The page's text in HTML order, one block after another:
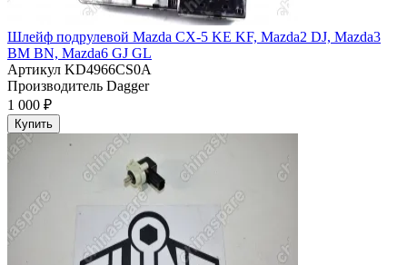
Шлейф подрулевой Mazda CX-5 KE KF, Mazda2 DJ, Mazda3
BM BN, Mazda6 GJ GL
Артикул KD4966CS0A
Производитель Dagger
1 000 ₽
Купить